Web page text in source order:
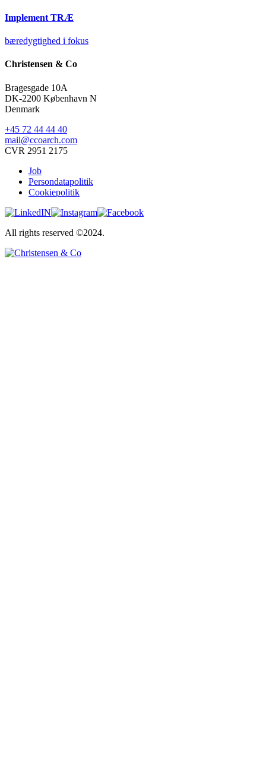
Implement TRÆ
bæredygtighed i fokus
Christensen & Co
Bragesgade 10A
DK-2200 København N
Denmark
+45 72 44 44 40
mail@ccoarch.com
CVR 2951 2175
Job
Persondatapolitik
Cookiepolitik
All rights reserved ©2024.